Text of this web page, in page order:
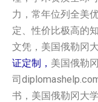
力，常年位列全美
定、性价比极高的
文凭，美国俄勒冈
证定制， 美国俄勒
司
书，美国俄勒冈大